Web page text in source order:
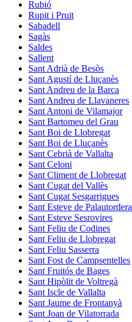
Rubió
Rupit i Pruit
Sabadell
Sagàs
Saldes
Sallent
Sant Adrià de Besòs
Sant Agustí de Lluçanès
Sant Andreu de la Barca
Sant Andreu de Llavaneres
Sant Antoni de Vilamajor
Sant Bartomeu del Grau
Sant Boi de Llobregat
Sant Boi de Lluçanès
Sant Cebrià de Vallalta
Sant Celoni
Sant Climent de Llobregat
Sant Cugat del Vallès
Sant Cugat Sesgarrigues
Sant Esteve de Palautordera
Sant Esteve Sesrovires
Sant Feliu de Codines
Sant Feliu de Llobregat
Sant Feliu Sasserra
Sant Fost de Campsentelles
Sant Fruitós de Bages
Sant Hipòlit de Voltregà
Sant Iscle de Vallalta
Sant Jaume de Frontanyà
Sant Joan de Vilatorrada